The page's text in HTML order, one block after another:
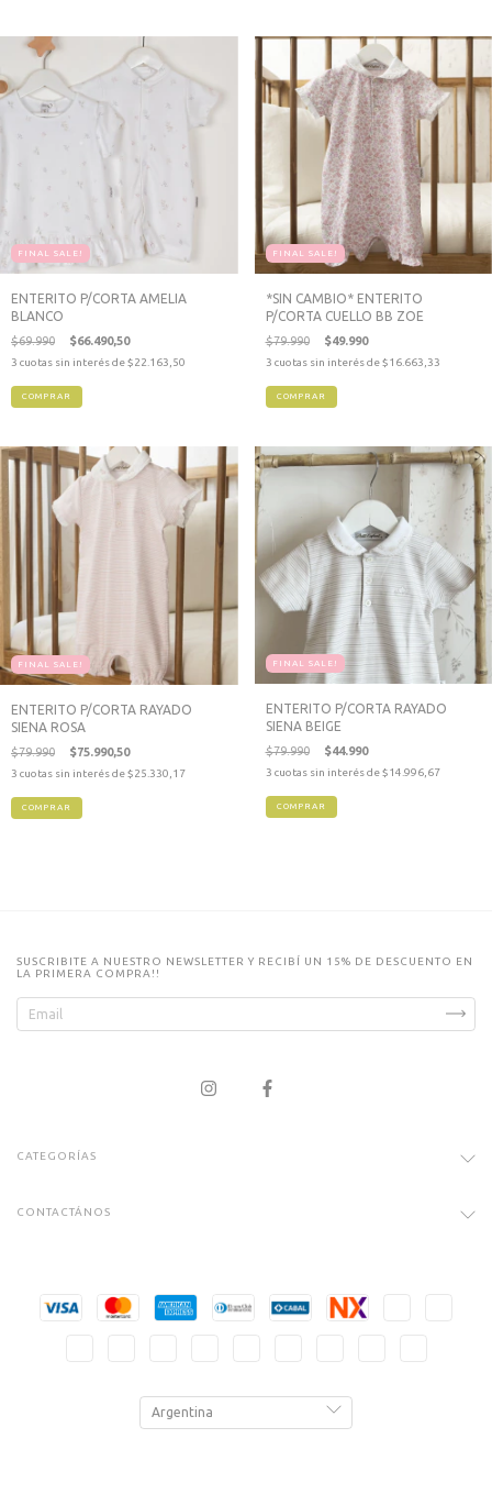
FINAL SALE!
ENTERITO P/CORTA AMELIA
BLANCO
$69.990 $66.490,50
3 cuotas sin interés de$22.163,50
COMPRAR
FINAL SALE!
*SIN CAMBIO* ENTERITO
P/CORTA CUELLO BB ZOE
$79.990 $49.990
3 cuotas sin interés de$16.663,33
COMPRAR
FINAL SALE!
ENTERITO P/CORTA RAYADO
SIENA ROSA
$79.990 $75.990,50
3 cuotas sin interés de$25.330,17
COMPRAR
FINAL SALE!
ENTERITO P/CORTA RAYADO
SIENA BEIGE
$79.990 $44.990
3 cuotas sin interés de$14.996,67
COMPRAR
SUSCRIBITE A NUESTRO NEWSLETTER Y RECIBÍ UN 15% DE DESCUENTO EN
LA PRIMERA COMPRA!!
CATEGORÍAS
CONTACTÁNOS